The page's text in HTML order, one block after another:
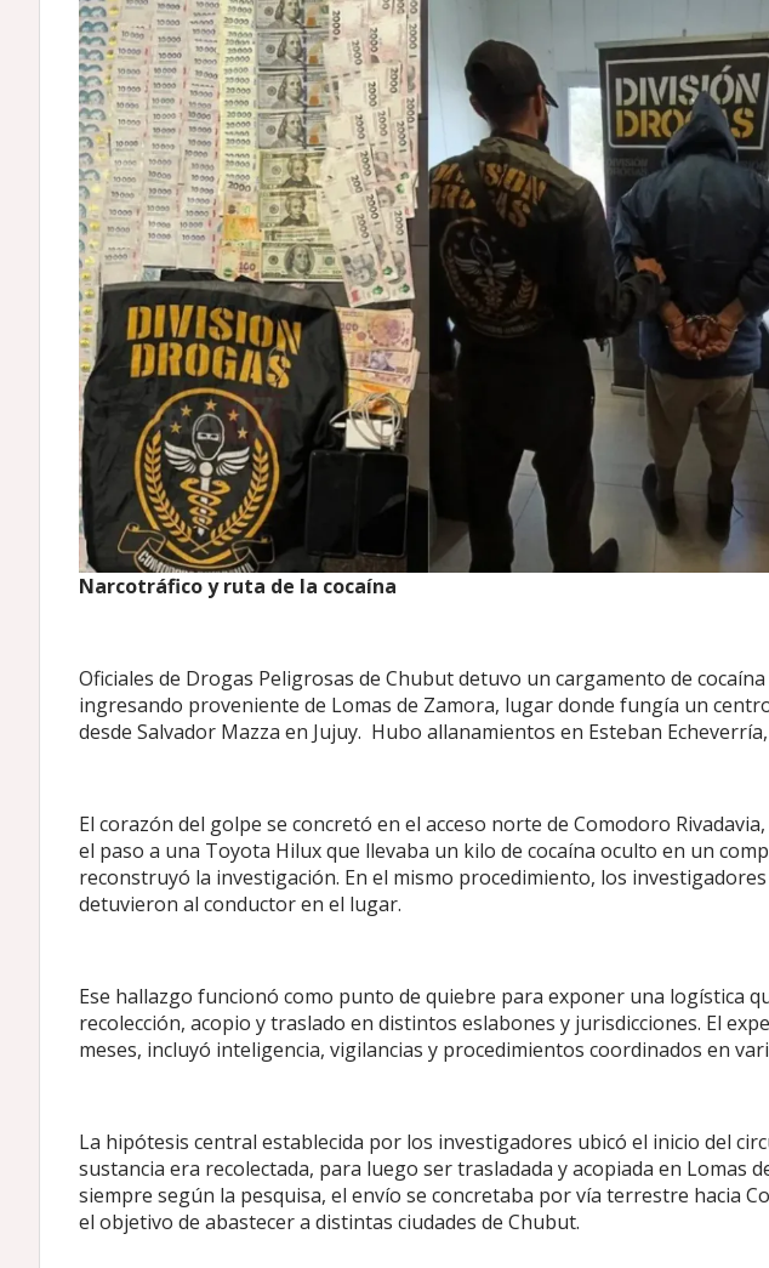
Narcotráfico y ruta de la cocaína
Oficiales de Drogas Peligrosas de Chubut detuvo un cargamento de
ingresando proveniente de Lomas de Zamora, lugar donde fungía un
desde Salvador Mazza en Jujuy. Hubo allanamientos en Esteban
El corazón del golpe se concretó en el acceso norte de Comodoro
el paso a una Toyota Hilux que llevaba un kilo de cocaína oculto en un
reconstruyó la investigación. En el mismo procedimiento, los
detuvieron al conductor en el lugar.
Ese hallazgo funcionó como punto de quiebre para exponer una logística
recolección, acopio y traslado en distintos eslabones y jurisdicciones. El
meses, incluyó inteligencia, vigilancias y procedimientos coordinados en
La hipótesis central establecida por los investigadores ubicó el inicio del
sustancia era recolectada, para luego ser trasladada y acopiada en Lomas
siempre según la pesquisa, el envío se concretaba por vía terrestre hacia
el objetivo de abastecer a distintas ciudades de Chubut.